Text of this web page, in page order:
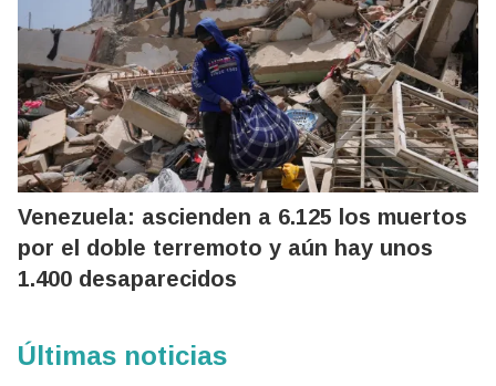
Venezuela: ascienden a 6.125 los muertos
por el doble terremoto y aún hay unos
1.400 desaparecidos
Últimas noticias